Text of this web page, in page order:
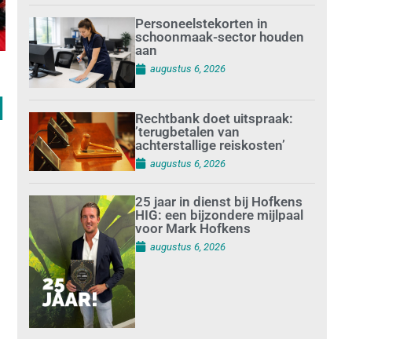
Personeelstekorten in
schoonmaak-sector houden
aan
augustus 6, 2026
Rechtbank doet uitspraak:
’terugbetalen van
achterstallige reiskosten’
augustus 6, 2026
25 jaar in dienst bij Hofkens
HIG: een bijzondere mijlpaal
voor Mark Hofkens
augustus 6, 2026